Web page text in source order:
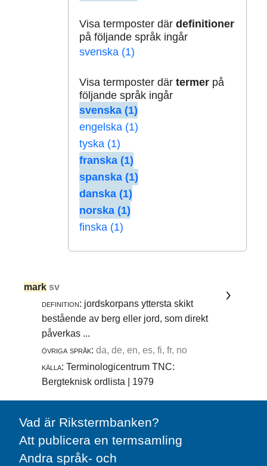
Visa termposter där definitioner
på följande språk ingår
svenska (1)
Visa termposter där termerpå
följande språk ingår
svenska (1)
engelska (1)
tyska (1)
franska (1)
spanska (1)
danska (1)
norska (1)
finska (1)
mark sv
definition: jordskorpans yttersta skikt
bestående av berg eller jord, som direkt
påverkas ...
övriga språk: da, de, en, es, fi, fr, no
källa: Terminologicentrum TNC:
Bergteknisk ordlista | 1979
Vad är Rikstermbanken?
Att publicera en termsamling
Andra språk- och